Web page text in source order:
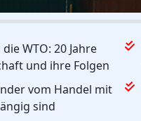
WTO: 20 Jahre
und ihre Folgen
vom Handel mit
sind